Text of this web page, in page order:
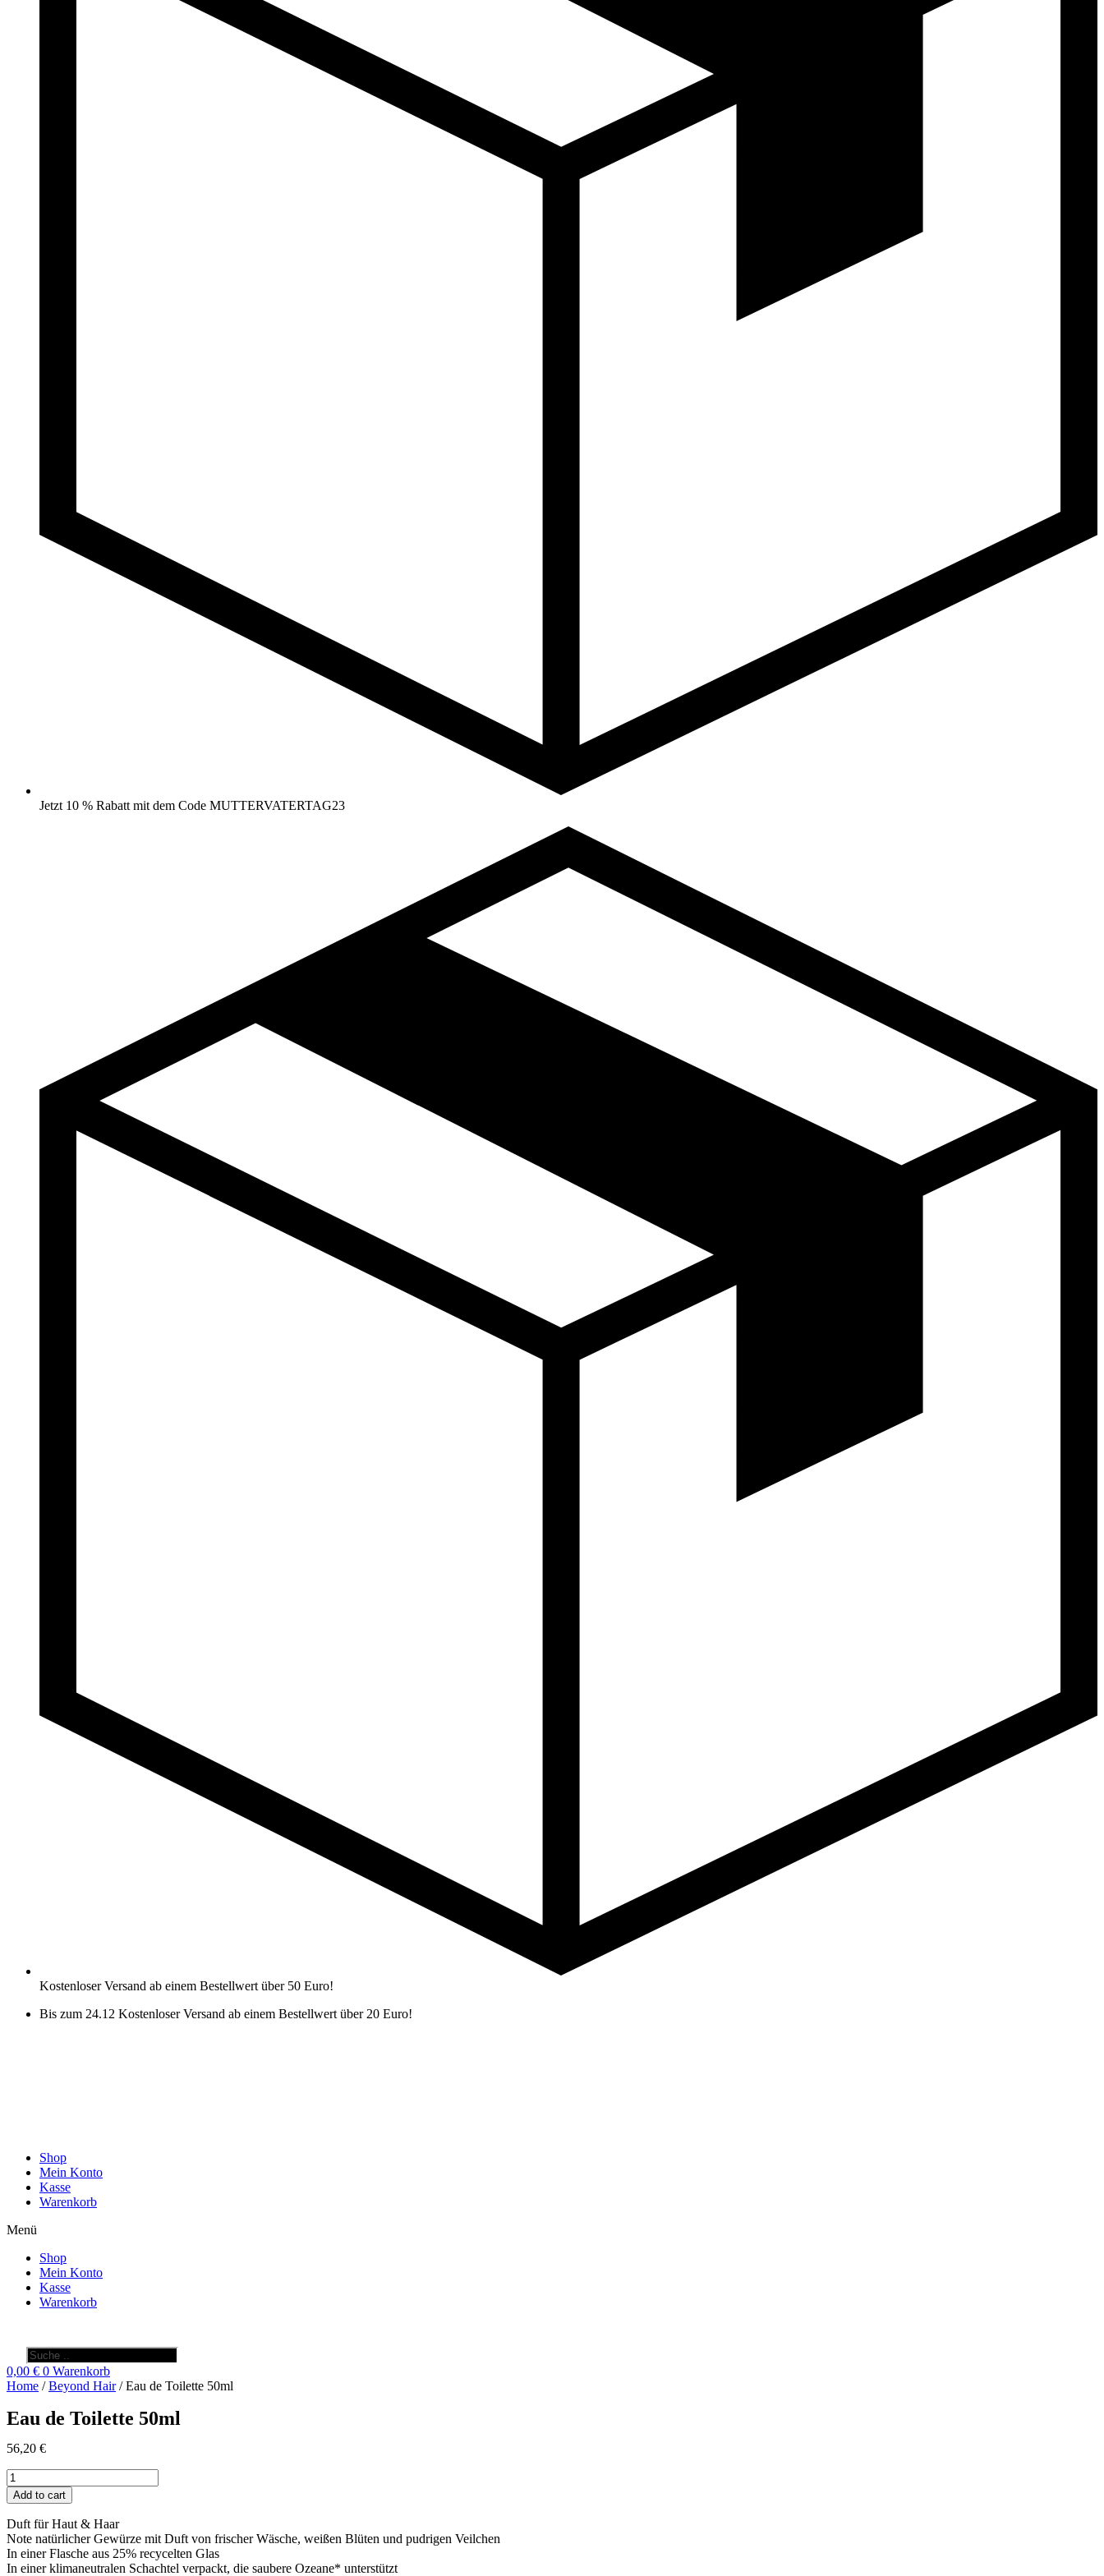
Jetzt 10 % Rabatt mit dem Code MUTTERVATERTAG23
Kostenloser Versand ab einem Bestellwert über 50 Euro!
Bis zum 24.12 Kostenloser Versand ab einem Bestellwert über 20 Euro!
Shop
Mein Konto
Kasse
Warenkorb
Menü
Shop
Mein Konto
Kasse
Warenkorb
Products
search
0,00 € 0 Warenkorb
Home /Beyond Hair/ Eau de Toilette 50ml
Eau de Toilette 50ml
56,20 €
Eau
de
Toilette
50ml
quantity
Add to cart
Duft für Haut & Haar
Note natürlicher Gewürze mit Duft von frischer Wäsche, weißen Blüten und pudrigen Veilchen
In einer Flasche aus 25% recycelten Glas
In einer klimaneutralen Schachtel verpackt, die saubere Ozeane* unterstützt